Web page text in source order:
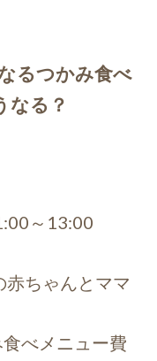
るつかみ食べ
なる？
～13:00
赤ちゃんとママ
べメニュー費